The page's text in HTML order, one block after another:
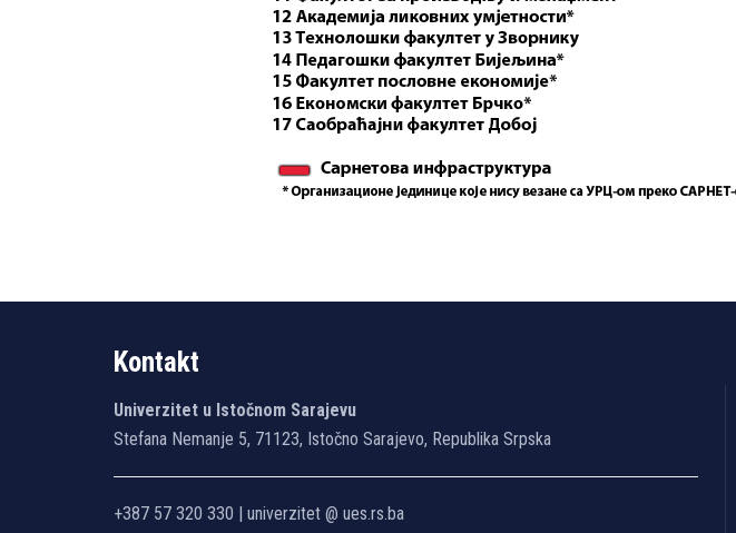
Kontakt
Univerzitet u Istočnom Sarajevu
Stefana Nemanje 5, 71123, Istočno Sarajevo, Republika Srpska
+387 57 320 330 | univerzitet @ ues.rs.ba